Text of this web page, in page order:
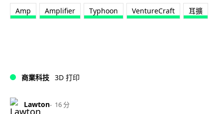
Amp Amplifier Typhoon VentureCraft 耳擴
商業科技 3D 打印
Lawton 16 分